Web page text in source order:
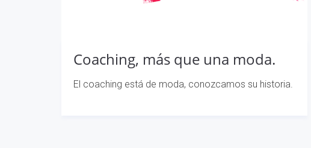
Coaching, más que una moda.
El coaching está de moda, conozcamos su historia.